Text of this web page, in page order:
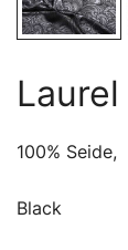
100% Seide,
Black